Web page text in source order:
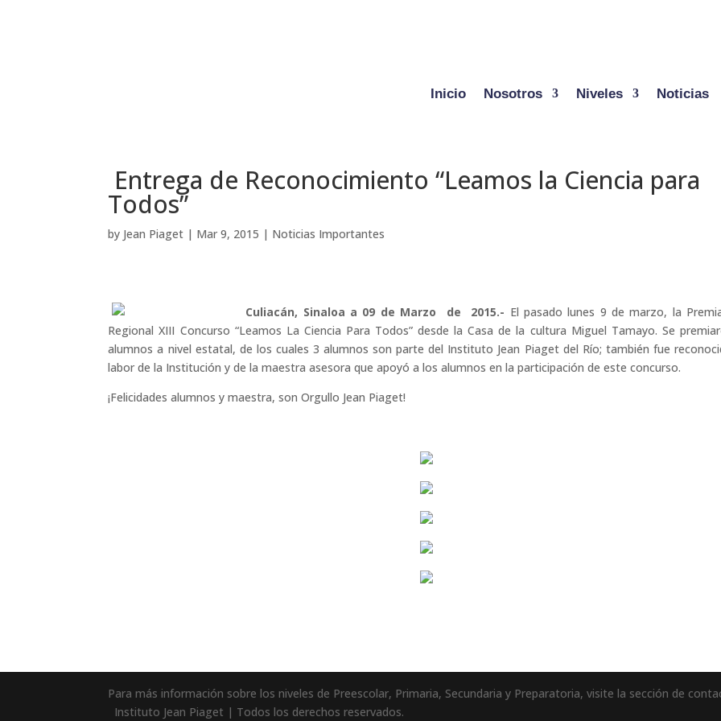
Inicio Nosotros Niveles Noticias
Entrega de Reconocimiento “Leamos la Ciencia para
Todos”
by Jean Piaget | Mar 9, 2015 | Noticias Importantes
Culiacán, Sinaloa a 09 de Marzo de 2015.- El pasado lunes 9 de marzo, la
Regional XIII Concurso “Leamos La Ciencia Para Todos” desde la Casa de la cultura Miguel Tamayo. Se
alumnos a nivel estatal, de los cuales 3 alumnos son parte del Instituto Jean Piaget del Río; también fue
labor de la Institución y de la maestra asesora que apoyó a los alumnos en la participación de este concurso.
¡Felicidades alumnos y maestra, son Orgullo Jean Piaget!
Para más información sobre los niveles de Preescolar, Primaria, Secundaria y Preparatoria, visite la sección de
Instituto Jean Piaget | Todos los derechos reservados.